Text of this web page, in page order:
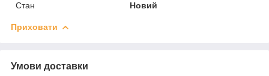
Стан
Новий
Приховати
Умови доставки